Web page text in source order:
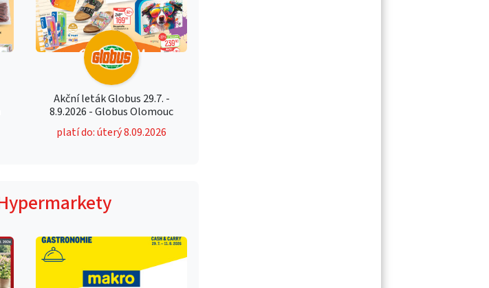
Akční leták Globus 29.7. -
8.9.2026 - Globus Olomouc
platí do: úterý 8.09.2026